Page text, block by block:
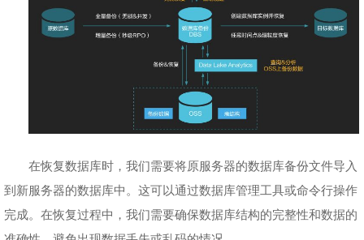
在恢复数据库时，我们需要将原服务器的数据库备份文件导入
到新服务器的数据库中。这可以通过数据库管理工具或命令行操作
完成。在恢复过程中，我们需要确保数据库结构的完整性和数据的